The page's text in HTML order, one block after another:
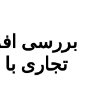
بررسی
تجاری